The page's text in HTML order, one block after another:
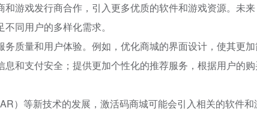
游戏发行商合作，引入更多优质的软件和游戏资源。未
同用户的多样化需求。
质量和用户体验。例如，优化商城的界面设计，使其更
和支付安全；提供更加个性化的推荐服务，根据用户的
）等新技术的发展，激活码商城可能会引入相关的软件